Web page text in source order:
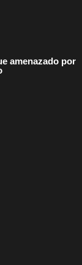
amenazado por